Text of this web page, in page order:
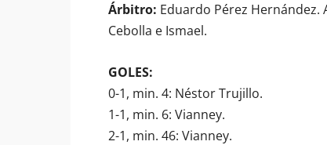
Árbitro: Eduardo Pérez Hernández.
Cebolla e Ismael.
GOLES:
0-1, min. 4: Néstor Trujillo.
1-1, min. 6: Vianney.
2-1, min. 46: Vianney.